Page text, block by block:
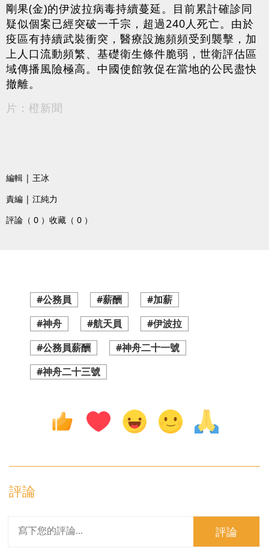
剛果(金)的伊波拉病毒持續蔓延。目前累計確診同
疑似個案已經突破一千宗，超過240人死亡。由於
疫區有持續武裝衝突，醫療設施頻頻受到襲擊，加
上人口流動頻繁、基礎衛生條件脆弱，世衛評估區
域傳播風險極高。中國使館敦促在當地的公民盡快
撤離。
片：橙新聞
編輯 | 王冰
責編 | 江純力
評論（ 0 ） 收藏（ 0 ）
#公務員 #薪酬
#加薪
#神舟
#航天員
#伊波拉
#公務員薪酬
#神舟二十一號
#神舟二十三號
評論
評論